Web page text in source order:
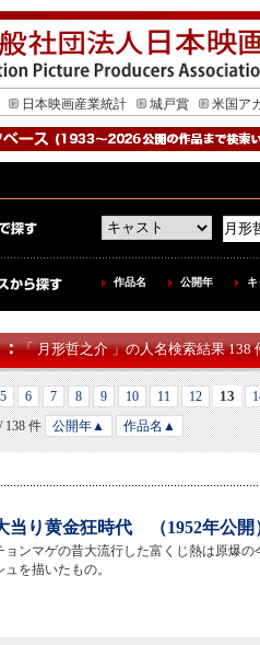
日本映画産業統計 城戸賞 米国ア
作品名 公開年
：「 月形哲之介 」の人名検索結果 138
5 6 7 8 9 10 11 12 13
138 件
公開年▲ 作品名▲
当り黄金狂時代 （1952年公開
ョンマゲの昔大流行した富くじ熱は原爆
ュを描いたもの。